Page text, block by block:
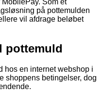
på pottemulden
vil afdrage beløbet
pottemuld
hos en internet webshop i
shoppens betingelser, dog